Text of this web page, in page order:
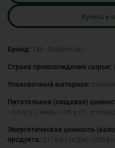
Купить в
Бренд:
Страна происхождения сырья:
Упаковочный материал:
Питательная (пищевая)
Энергетическая ценность
продукта: